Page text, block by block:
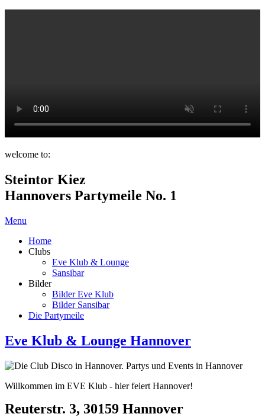
welcome to:
Steintor Kiez
Hannovers Partymeile No. 1
Menu
Home
Clubs
Eve Klub & Lounge
Sansibar
Bilder
Bilder Eve Klub
Bilder Sansibar
Die Partymeile
Eve Klub & Lounge Hannover
Willkommen im EVE Klub - hier feiert Hannover!
Reuterstr. 3, 30159 Hannover